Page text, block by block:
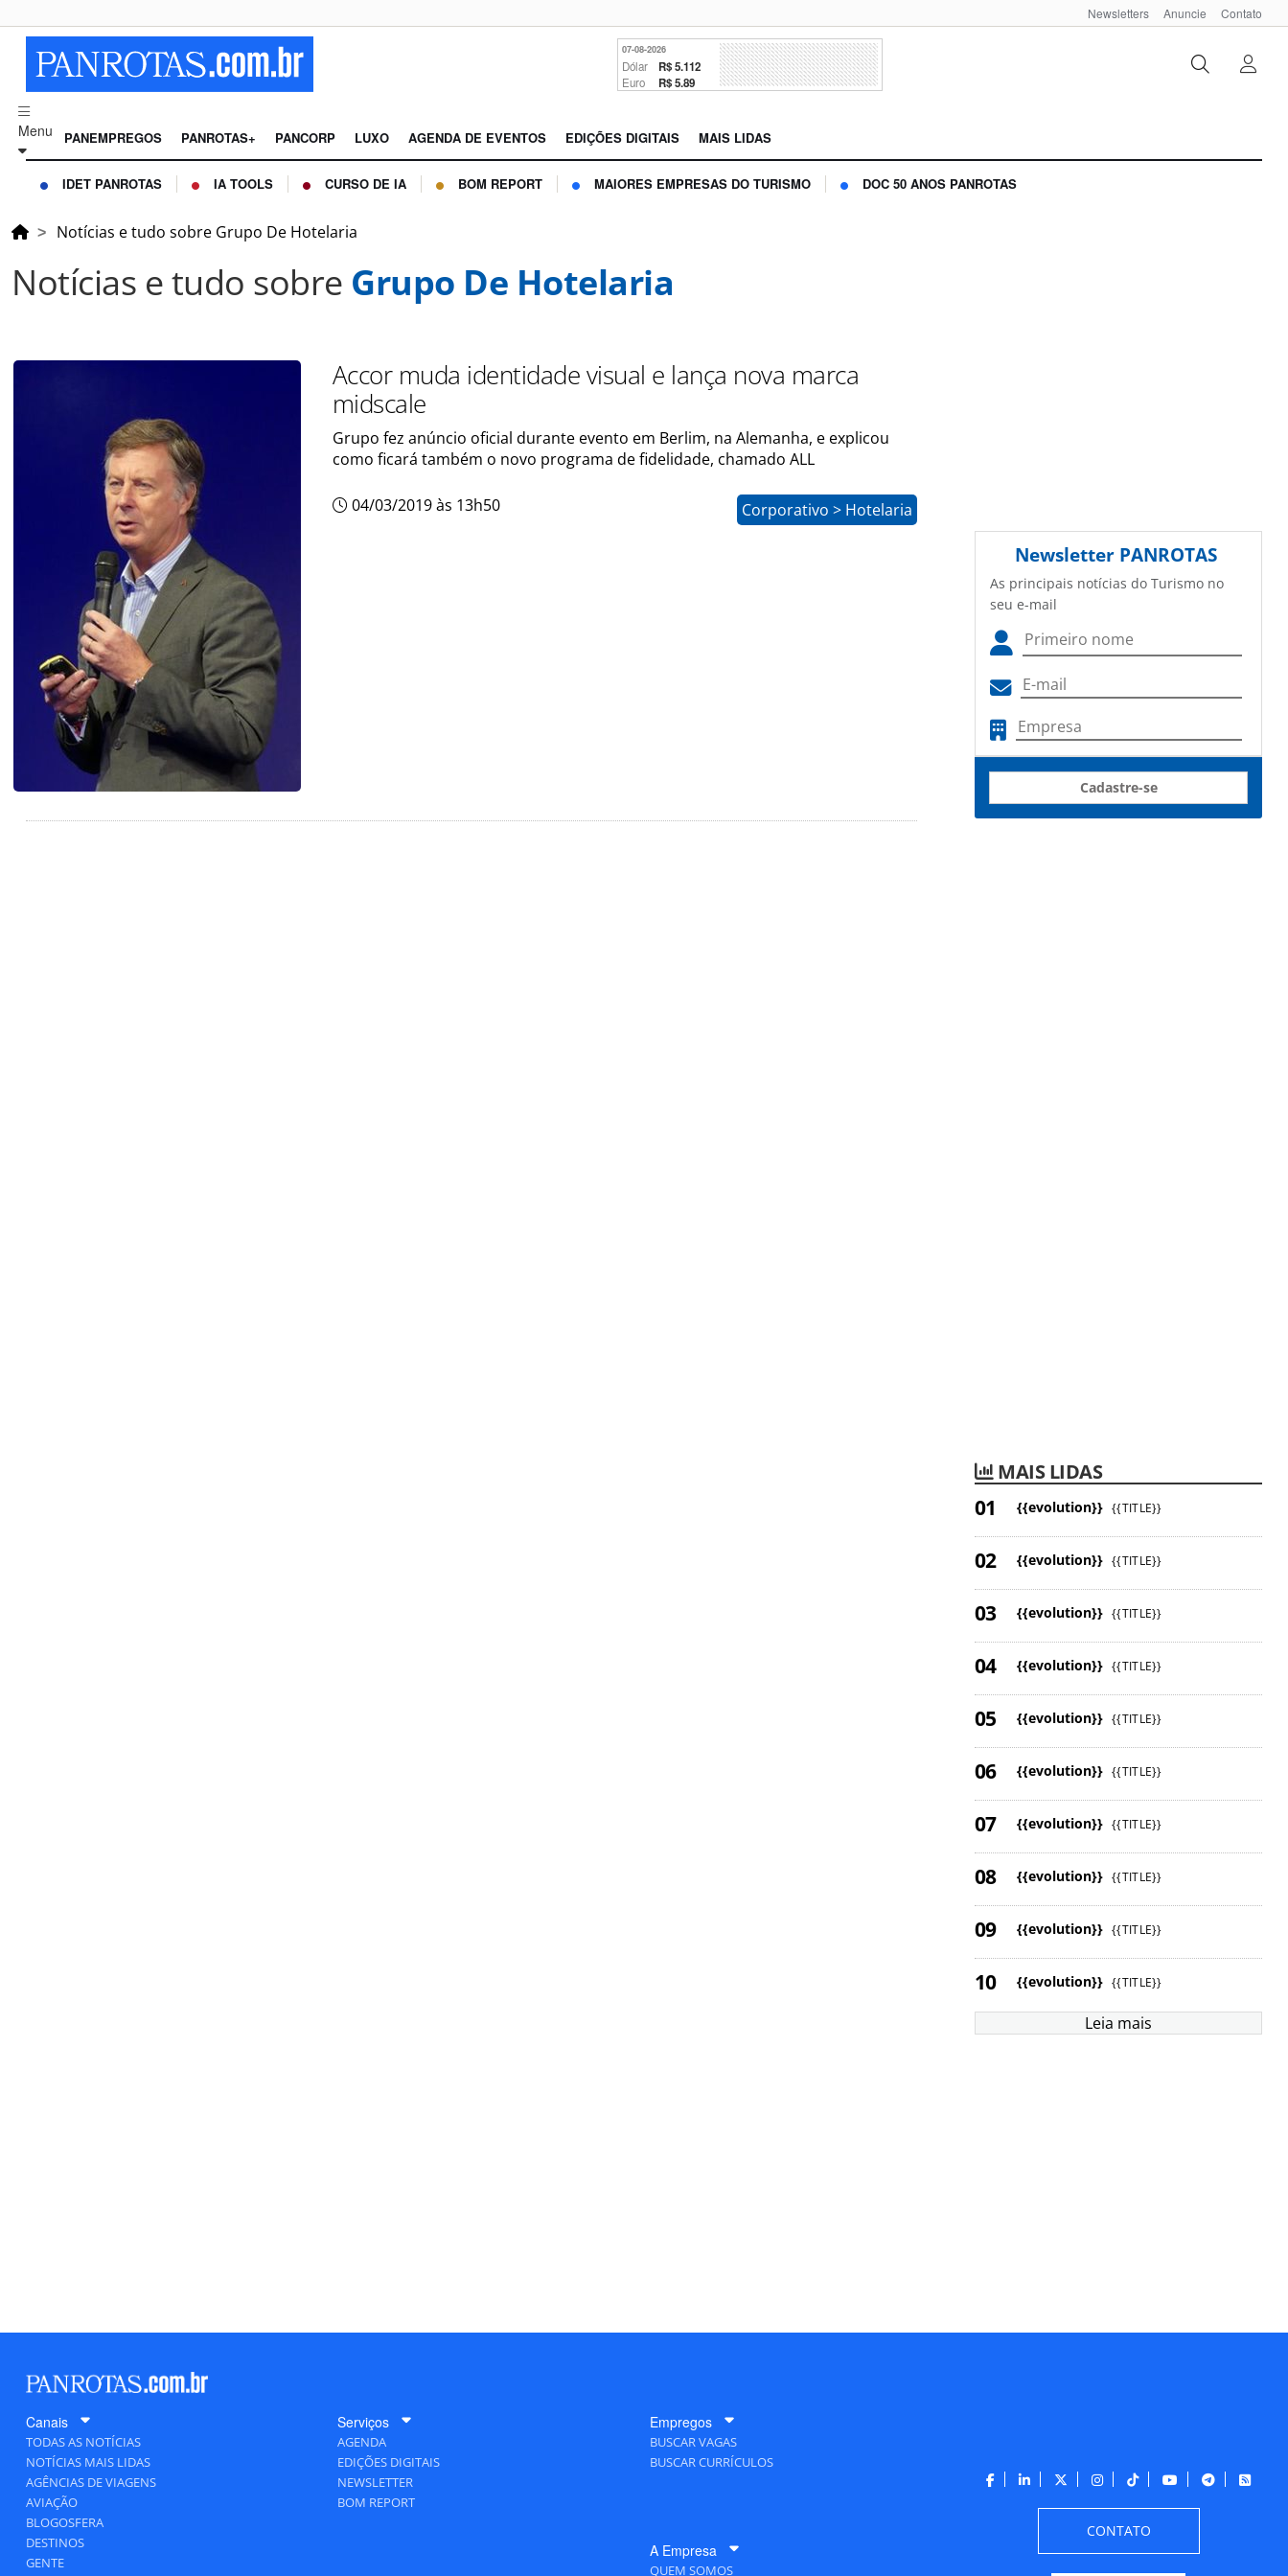
Newsletters Anuncie Contato
07-08-2026
Dólar R$ 5.112
Euro R$ 5.89
Menu PANEMPREGOS PANROTAS+ PANCORP LUXO AGENDA DE EVENTOS EDIÇÕES DIGITAIS MAIS LIDAS
IDET PANROTAS IA TOOLS CURSO DE IA BOM REPORT MAIORES EMPRESAS DO TURISMO DOC 50 ANOS PANROTAS
Notícias e tudo sobre Grupo De Hotelaria
Notícias e tudo sobre Grupo De Hotelaria
Accor muda identidade visual e lança nova marca
midscale
Grupo fez anúncio oficial durante evento em Berlim, na Alemanha, e explicou
como ficará também o novo programa de fidelidade, chamado ALL
04/03/2019 às 13h50 Corporativo > Hotelaria
Newsletter PANROTAS
As principais notícias do Turismo no
seu e-mail
Cadastre-se
MAIS LIDAS
{{evolution}} {{TITLE}}
{{evolution}} {{TITLE}}
{{evolution}} {{TITLE}}
{{evolution}} {{TITLE}}
{{evolution}} {{TITLE}}
{{evolution}} {{TITLE}}
{{evolution}} {{TITLE}}
{{evolution}} {{TITLE}}
{{evolution}} {{TITLE}}
{{evolution}} {{TITLE}}
Leia mais
Canais
TODAS AS NOTÍCIAS
NOTÍCIAS MAIS LIDAS
AGÊNCIAS DE VIAGENS
AVIAÇÃO
BLOGOSFERA
DESTINOS
GENTE
Serviços
AGENDA
EDIÇÕES DIGITAIS
NEWSLETTER
BOM REPORT
Empregos
BUSCAR VAGAS
BUSCAR CURRÍCULOS
A Empresa
QUEM SOMOS
CONTATO